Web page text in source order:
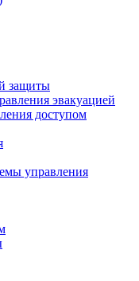
защиты
эвакуацией
доступом
управления